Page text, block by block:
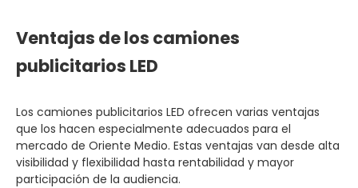
Ventajas de los camiones
publicitarios LED
Los camiones publicitarios LED ofrecen varias ventajas
que los hacen especialmente adecuados para el
mercado de Oriente Medio. Estas ventajas van desde alta
visibilidad y flexibilidad hasta rentabilidad y mayor
participación de la audiencia.